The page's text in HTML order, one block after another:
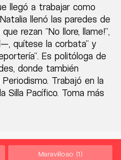
llegó a trabajar como
llenó las paredes de
rezan "No llore, llame!",
quítese la corbata" y
Es politóloga de
donde también
Trabajó en la
Silla Pacífico. Toma más
Maravilloso (1)